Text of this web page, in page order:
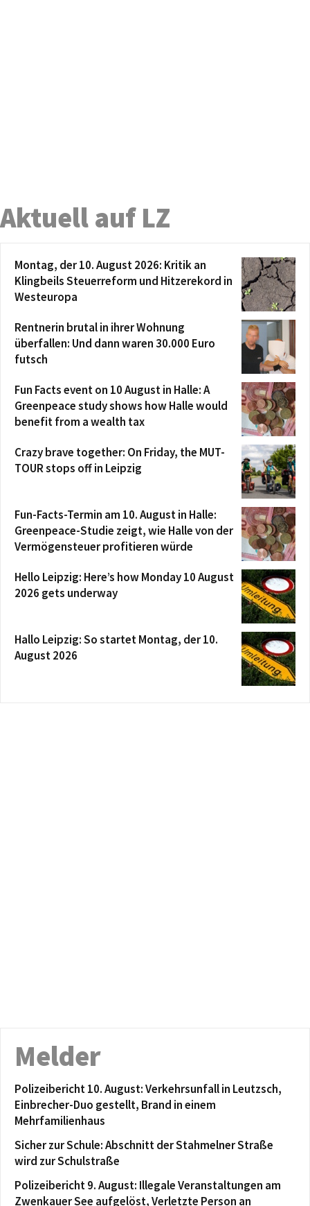
Aktuell auf LZ
Montag, der 10. August 2026: Kritik an
Klingbeils Steuerreform und Hitzerekord in
Westeuropa
Rentnerin brutal in ihrer Wohnung
überfallen: Und dann waren 30.000 Euro
futsch
Fun Facts event on 10 August in Halle: A
Greenpeace study shows how Halle would
benefit from a wealth tax
Crazy brave together: On Friday, the MUT-
TOUR stops off in Leipzig
Fun-Facts-Termin am 10. August in Halle:
Greenpeace-Studie zeigt, wie Halle von der
Vermögensteuer profitieren würde
Hello Leipzig: Here’s how Monday 10 August
2026 gets underway
Hallo Leipzig: So startet Montag, der 10.
August 2026
Melder
Polizeibericht 10. August: Verkehrsunfall in Leutzsch,
Einbrecher-Duo gestellt, Brand in einem
Mehrfamilienhaus
Sicher zur Schule: Abschnitt der Stahmelner Straße
wird zur Schulstraße
Polizeibericht 9. August: Illegale Veranstaltungen am
Zwenkauer See aufgelöst, Verletzte Person an